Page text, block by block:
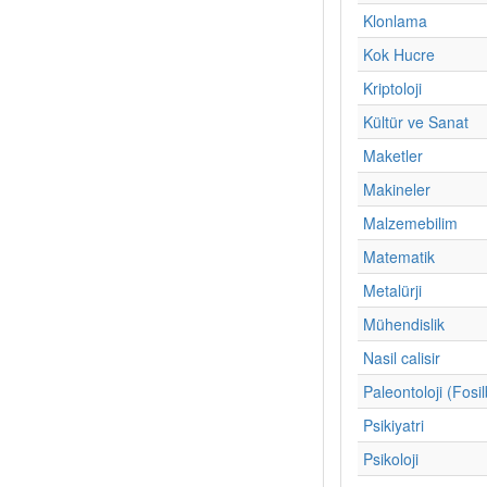
Klonlama
Kok Hucre
Kriptoloji
Kültür ve Sanat
Maketler
Makineler
Malzemebilim
Matematik
Metalürji
Mühendislik
Nasil calisir
Paleontoloji
Psikiyatri
Psikoloji